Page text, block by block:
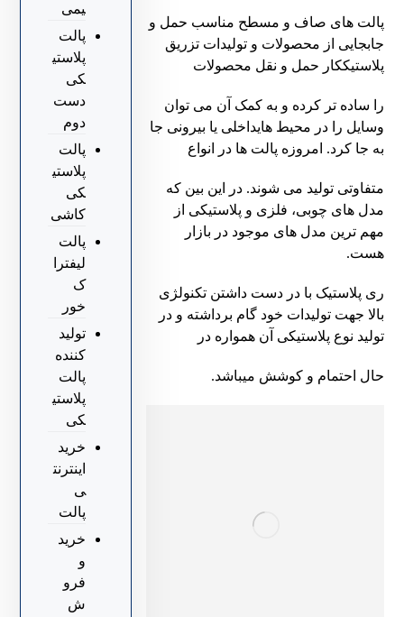
پالت های صاف و مسطح مناسب حمل و
جابجایی از محصولات و تولیدات تزریق
پلاستیککار حمل و نقل محصولات
را ساده تر کرده و به کمک آن می توان
وسایل را در محیط هایداخلی یا بیرونی جا
به جا کرد. امروزه پالت ها در انواع
متفاوتی تولید می شوند. در این بین که
مدل های چوبی، فلزی و پلاستیکی از
مهم ترین مدل های موجود در بازار
هست.
ری پلاستیک با در دست داشتن تکنولژی
بالا جهت تولیدات خود گام برداشته و در
تولید نوع پلاستیکی آن همواره در
حال احتمام و کوشش میباشد.
یمی
پالت
پلاستی
کی
دست
دوم
پالت
پلاستی
کی
کاشی
پالت
لیفترا
ک
خور
تولید
کننده
پالت
پلاستی
کی
خرید
اینترنت
ی
پالت
خرید
و
فرو
ش